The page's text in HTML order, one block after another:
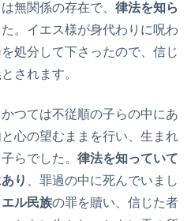
無関係の存在で、 律法を知ら
。イエス様が身代わりに呪わ
処分して下さったので、信じ
されます。
つては不従順の子らの中にあ
心の望むままを行い、生まれ
らでした。 律法を知っていて
り
、罪過の中に死んでいまし
ル民族の罪を贖い、信じた者